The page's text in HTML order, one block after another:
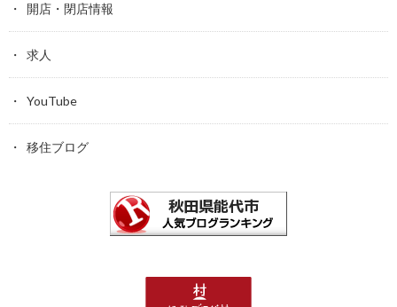
開店・閉店情報
求人
YouTube
移住ブログ